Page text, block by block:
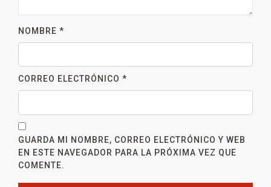
NOMBRE *
CORREO ELECTRÓNICO *
GUARDA MI NOMBRE, CORREO ELECTRÓNICO Y WEB
EN ESTE NAVEGADOR PARA LA PRÓXIMA VEZ QUE
COMENTE.